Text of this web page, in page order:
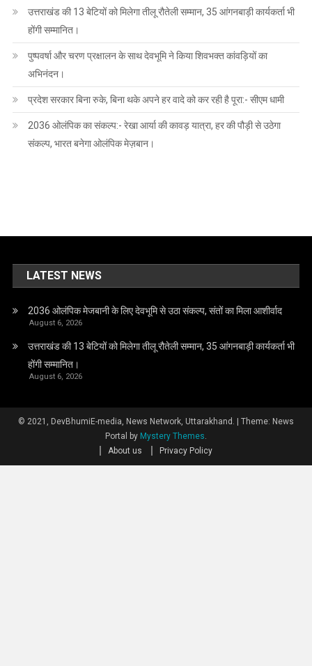
उत्तराखंड की 13 बेटियों को मिलेगा तीलू रौतेली सम्मान, 35 आंगनबाड़ी कार्यकर्ता भी
होंगी सम्मानित।
पुष्पवर्षा और चरण प्रक्षालन के साथ देवभूमि ने किया शिवभक्त कांवड़ियों का
अभिनंदन।
प्रदेश सरकार बिना रुके, बिना थके अपने हर वादे को कर रही है पूरा:- सीएम धामी
2036 ओलंपिक का संकल्प:- रेखा आर्या की कावड़ यात्रा, हर की पौड़ी से उठेगा
संकल्प, भारत बनेगा ओलंपिक मेज़बान।
LATEST NEWS
2036 ओलंपिक मेजबानी के लिए देवभूमि से उठा संकल्प, संतों का मिला आशीर्वाद
August 6, 2026
उत्तराखंड की 13 बेटियों को मिलेगा तीलू रौतेली सम्मान, 35 आंगनबाड़ी कार्यकर्ता भी
होंगी सम्मानित।
August 6, 2026
© 2021, DevBhumiE-media, News Network, Uttarakhand.
Theme: News
Portal by Mystery Themes.
About us
Privacy Policy